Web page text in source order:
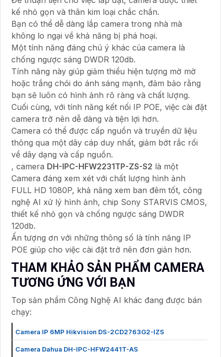
kế nhỏ gọn và thân kim loại chắc chắn.
Bạn có thể dễ dàng lắp camera trong nhà mà
không lo ngại về khả năng bị phá hoại.
Một tính năng đáng chú ý khác của camera là
chống ngược sáng DWDR 120db.
Tính năng này giúp giảm thiểu hiện tượng mờ mờ
hoặc trắng chói do ánh sáng mạnh, đảm bảo rằng
bạn sẽ luôn có hình ảnh rõ ràng và chất lượng.
Cuối cùng, với tính năng kết nối IP POE, việc cài đặt
camera trở nên dễ dàng và tiện lợi hơn.
Camera có thể được cấp nguồn và truyền dữ liệu
thông qua một dây cáp duy nhất, giảm bớt rắc rối
về dây dạng và cấp nguồn.
, camera DH-IPC-HFW2231TP-ZS-S2 là một
Camera đáng xem xét với chất lượng hình ảnh
FULL HD 1080P, khả năng xem ban đêm tốt, công
nghệ AI xử lý hình ảnh, chip Sony STARVIS CMOS,
thiết kế nhỏ gọn và chống ngược sáng DWDR
120db.
Ấn tượng ơn với những thông số là tính năng IP
POE giúp cho việc cài đặt trở nên đơn giản hơn.
THAM KHẢO SẢN PHẨM CAMERA
TƯƠNG ỨNG VỚI BẠN
Top sản phẩm Công Nghệ AI khác đang được bán
chạy:
Camera IP 6MP Hikvision DS-2CD2763G2-IZS
Camera Dahua DH-IPC-HFW2441T-AS